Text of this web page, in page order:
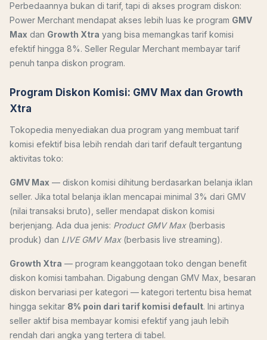
Perbedaannya bukan di tarif, tapi di akses program diskon:
Power Merchant mendapat akses lebih luas ke program GMV
Max dan Growth Xtra yang bisa memangkas tarif komisi
efektif hingga 8%. Seller Regular Merchant membayar tarif
penuh tanpa diskon program.
Program Diskon Komisi: GMV Max dan Growth
Xtra
Tokopedia menyediakan dua program yang membuat tarif
komisi efektif bisa lebih rendah dari tarif default tergantung
aktivitas toko:
GMV Max — diskon komisi dihitung berdasarkan belanja iklan
seller. Jika total belanja iklan mencapai minimal 3% dari GMV
(nilai transaksi bruto), seller mendapat diskon komisi
berjenjang. Ada dua jenis: Product GMV Max(berbasis
produk) dan LIVE GMV Max(berbasis live streaming).
Growth Xtra — program keanggotaan toko dengan benefit
diskon komisi tambahan. Digabung dengan GMV Max, besaran
diskon bervariasi per kategori — kategori tertentu bisa hemat
hingga sekitar 8% poin dari tarif komisi default. Ini artinya
seller aktif bisa membayar komisi efektif yang jauh lebih
rendah dari angka yang tertera di tabel.